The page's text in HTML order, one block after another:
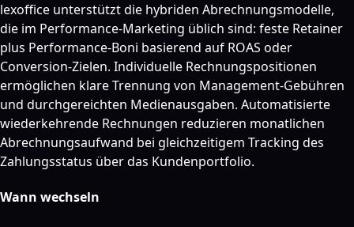
lexoffice unterstützt die hybriden Abrechnungsmodelle,
die im Performance-Marketing üblich sind: feste Retainer
plus Performance-Boni basierend auf ROAS oder
Conversion-Zielen. Individuelle Rechnungspositionen
ermöglichen klare Trennung von Management-Gebühren
und durchgereichten Medienausgaben. Automatisierte
wiederkehrende Rechnungen reduzieren monatlichen
Abrechnungsaufwand bei gleichzeitigem Tracking des
Zahlungsstatus über das Kundenportfolio.
Wann wechseln